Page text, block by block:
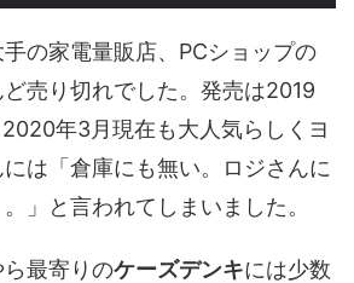
手の家電量販店、PCショップの
売り切れでした。発売は2019
年3月現在も大人気らしくヨ
には「倉庫にも無い。ロジさんに
」と言われてしまいました。
最寄りのケーズデンキには少数